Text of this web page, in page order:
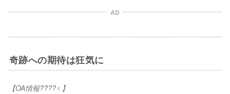
AD
奇跡への期待は狂気に
【OA情報????‍♀️】